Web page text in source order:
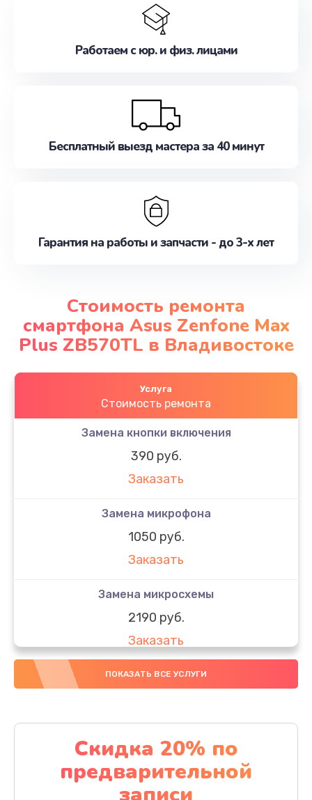
Работаем с юр. и физ. лицами
Бесплатный выезд мастера за 40 минут
Гарантия на работы и запчасти - до 3-х лет
Стоимость ремонта
смартфона Asus Zenfone Max
Plus ZB570TL в Владивостоке
Услуга
Стоимость ремонта
Замена кнопки включения
390 руб.
Заказать
Замена микрофона
1050 руб.
Заказать
Замена микросхемы
2190 руб.
Заказать
Замена передней камеры
Заказать
Замена полифонического динамика
390 руб.
ПОКАЗАТЬ ВСЕ УСЛУГИ
Скидка 20% по
предварительной